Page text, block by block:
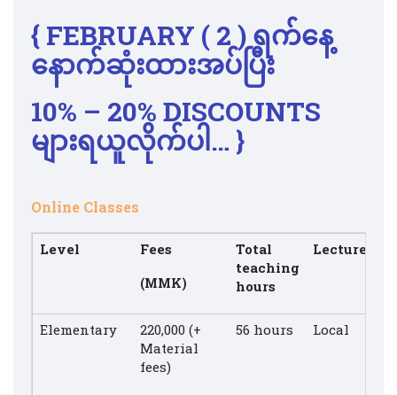
{ FEBRUARY ( 2 ) ရက်နေ့
နောက်ဆုံးထားအပ်ပြီး
10% – 20% DISCOUNTS
များရယူလိုက်ပါ… }
Online Classes
Level Fees
(MMK)
Total
teaching
hours
Lecturer
Elementary
220,000 (+
Material
fees)
56 hours Local